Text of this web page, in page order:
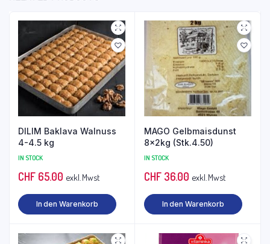
DILIM Baklava Walnuss
4-4.5 kg
IN STOCK
CHF65.00 exkl. Mwst
In den Warenkorb
MAGO Gelbmaisdunst
8x2kg (Stk.4.50)
IN STOCK
CHF36.00 exkl. Mwst
In den Warenkorb